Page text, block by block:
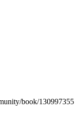
book/130997355